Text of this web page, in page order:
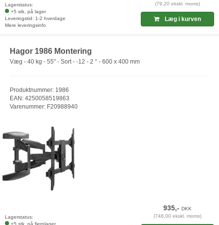
Lagerstatus:
+5 stk. på lager
Leveringstid: 1-2 hverdage
Mere leveringsinfo
(79,20 ekskl. moms)
Læg i kurven
Hagor 1986 Montering
Væg - 40 kg - 55" - Sort - -12 - 2 ° - 600 x 400 mm
Produktnummer: 1986
EAN: 4250058519863
Varenummer: F20988940
Lagerstatus:
+5 stk. på fjernlager
935,-DKK
(748,00 ekskl. moms)